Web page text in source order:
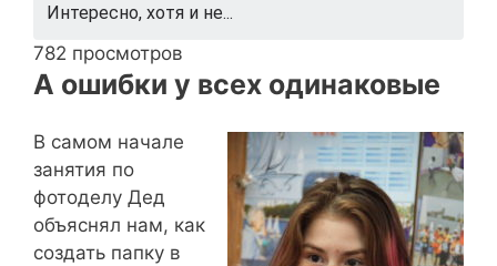
Интересно, хотя и не...
782 просмотров
А ошибки у всех одинаковые
В самом начале
занятия по
фотоделу Дед
объяснял нам, как
создать папку в